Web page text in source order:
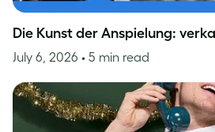
Die Kunst der Anspielung:
July 6, 2026 • 5 min read